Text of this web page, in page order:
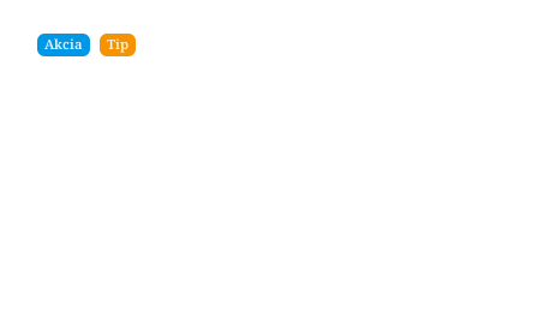
Akcia Tip